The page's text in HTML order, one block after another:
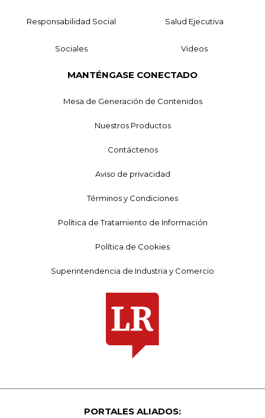
Responsabilidad Social Salud Ejecutiva
Sociales Videos
MANTÉNGASE CONECTADO
Mesa de Generación de Contenidos
Nuestros Productos
Contáctenos
Aviso de privacidad
Términos y Condiciones
Política de Tratamiento de Información
Política de Cookies
Superintendencia de Industria y Comercio
PORTALES ALIADOS: